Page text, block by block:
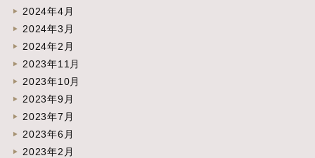
2024年4月
2024年3月
2024年2月
2023年11月
2023年10月
2023年9月
2023年7月
2023年6月
2023年2月